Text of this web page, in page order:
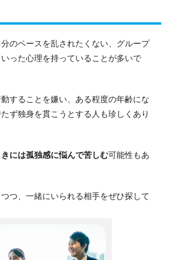
のペースを乱されたくない、グループ
った心理を持っていることが多いで
することを嫌い、ある程度の年齢にな
ず独身を貫こうとする人も珍しくあり
きには孤独感に悩んで苦しむ可能性もあ
つ、一緒にいられる相手をぜひ探して